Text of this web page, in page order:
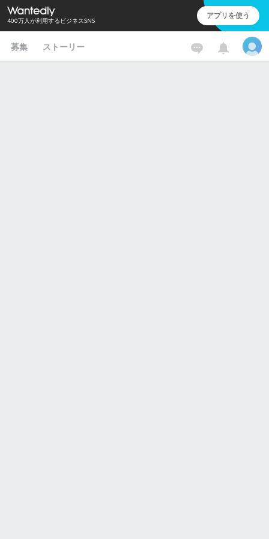
400万人が利用するビジネスSNS アプリを使う
募集 ストーリー